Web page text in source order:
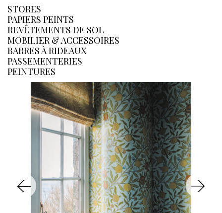
STORES
PAPIERS PEINTS
REVÊTEMENTS DE SOL
MOBILIER & ACCESSOIRES
BARRES À RIDEAUX
PASSEMENTERIES
PEINTURES